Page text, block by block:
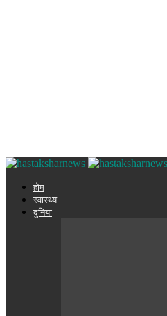
होम
स्वास्थ्य
दुनिया